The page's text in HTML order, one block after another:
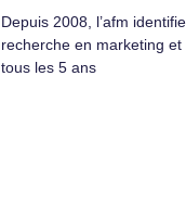
Depuis 2008, l’afm
recherche en marketing
tous les 5 ans